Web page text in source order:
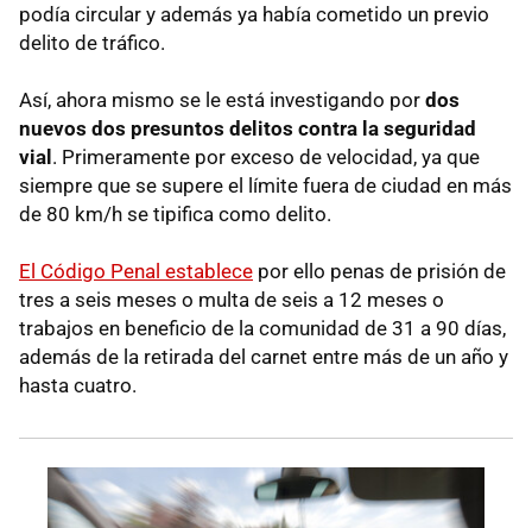
podía circular y además ya había cometido un previo
delito de tráfico.
Así, ahora mismo se le está investigando por dos
nuevos dos presuntos delitos contra la seguridad
vial . Primeramente por exceso de velocidad, ya que
siempre que se supere el límite fuera de ciudad en más
de 80 km/h se tipifica como delito.
El Código Penal establece por ello penas de prisión de
tres a seis meses o multa de seis a 12 meses o
trabajos en beneficio de la comunidad de 31 a 90 días,
además de la retirada del carnet entre más de un año y
hasta cuatro.